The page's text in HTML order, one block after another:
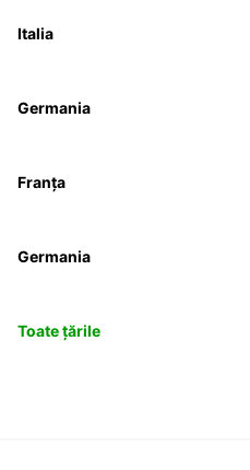
Italia
Germania
Franța
Germania
Toate țările